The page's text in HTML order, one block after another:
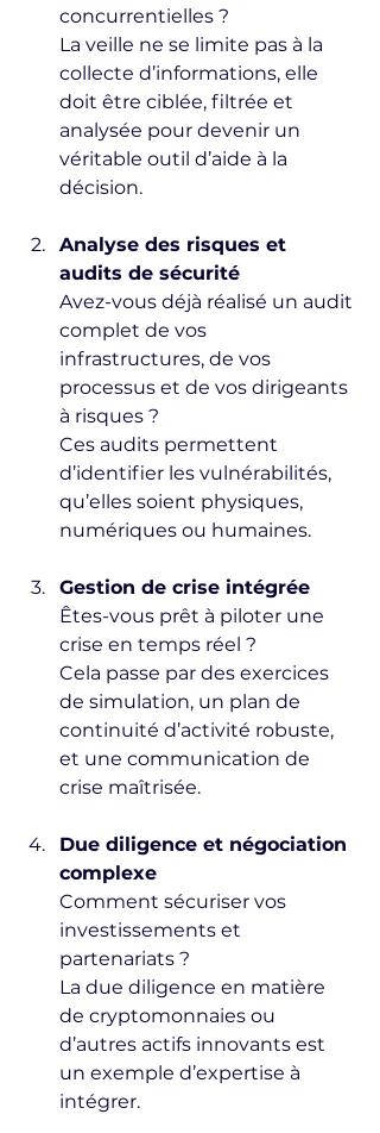
concurrentielles ?
La veille ne se limite pas à la
collecte d’informations, elle
doit être ciblée, filtrée et
analysée pour devenir un
véritable outil d’aide à la
décision.
Analyse des risques et
audits de sécurité
Avez-vous déjà réalisé un audit
complet de vos
infrastructures, de vos
processus et de vos dirigeants
à risques ?
Ces audits permettent
d’identifier les vulnérabilités,
qu’elles soient physiques,
numériques ou humaines.
Gestion de crise intégrée
Êtes-vous prêt à piloter une
crise en temps réel ?
Cela passe par des exercices
de simulation, un plan de
continuité d’activité robuste,
et une communication de
crise maîtrisée.
Due diligence et négociation
complexe
Comment sécuriser vos
investissements et
partenariats ?
La due diligence en matière
de cryptomonnaies ou
d’autres actifs innovants est
un exemple d’expertise à
intégrer.